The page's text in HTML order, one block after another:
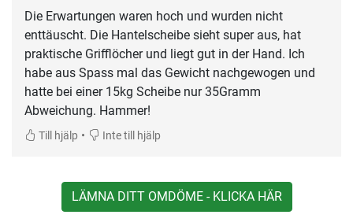
Die Erwartungen waren hoch und wurden nicht
enttäuscht. Die Hantelscheibe sieht super aus, hat
praktische Grifflöcher und liegt gut in der Hand. Ich
habe aus Spass mal das Gewicht nachgewogen und
hatte bei einer 15kg Scheibe nur 35Gramm
Abweichung. Hammer!
Till hjälp • Inte till hjälp
LÄMNA DITT OMDÖME - KLICKA HÄR